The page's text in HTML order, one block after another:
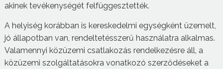
akinek tevékenységét felfüggesztették.
A helyiség korábban is kereskedelmi egységként üzemelt,
jó állapotban van, rendeltetésszerű használatra alkalmas.
Valamennyi közüzemi csatlakozás rendelkezésre áll, a
közüzemi szolgáltatásokra vonatkozó szerződéseket a